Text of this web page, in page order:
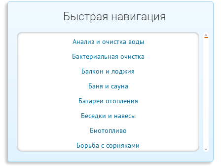
Быстрая навигация
Анализ и очистка воды
Бактериальная очистка
Балкон и лоджия
Баня и сауна
Батареи отопления
Беседки и навесы
Биотопливо
Борьба с сорняками
Бытовая техника